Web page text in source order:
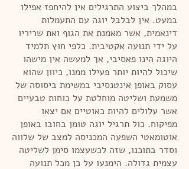
במהלך ביצוע התרגילים אין להיחפז אפילו
במעט. אין לבלבל יוגה עם התעמלות
דינאמית, אשר מאמנת את הגוף ואת שריריו
על ידי תנועה אקטיבית. כלפי חוץ תלמיד
היוגה הינו פאסיבי, אך למעשה אין מישהו
שיכול להיות יותר פעילו ממנו, כיוון שהוא
עסוק באופן אינטנסיבי במשימת ביסוסה של
משמעת ושליטה מוחלטת על כוחות טבעיים
אשר עלולים להיות כאוטיים אם יצאו
מפיקוח. כול תרגיל יוגה טומן בחובו באופן
אוטומאטי השפעה המכניסה למצב של שלווה
וסדר בתוכנו, שזה לכשעצמו סימן לשליטה
עצמית גדולה. הימנעו על כן מכל תנועה